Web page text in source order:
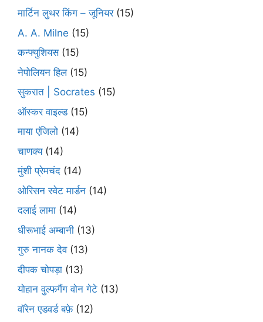
मार्टिन लुथर किंग – जूनियर(15)
A. A. Milne (15)
कन्फ्युशियस(15)
नेपोलियन हिल(15)
सुकरात | Socrates (15)
ऑस्कर वाइल्ड(15)
माया एंजिलो (14)
चाणक्य(14)
मुंशी प्रेमचंद (14)
ओरिसन स्‍वेट मार्डन (14)
दलाई लामा (14)
धीरूभाई अम्बानी (13)
गुरु नानक देव(13)
दीपक चोपड़ा (13)
योहान वुल्फगैंग वोन गेटे (13)
वॉरेन एडवर्ड बफ़े(12)